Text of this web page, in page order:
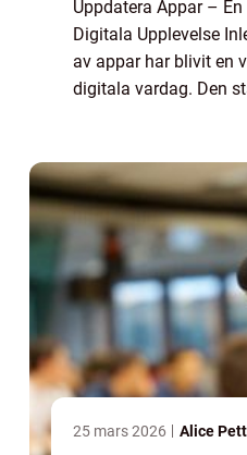
Uppdatera Appar –
Digitala Upplevelse
av appar har blivit en
digitala vardag. Den
25 mars 2026 Alice